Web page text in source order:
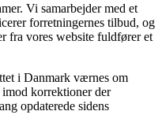
Vi samarbejder med et
forretningernes tilbud, og
fra vores website fuldfører et
i Danmark værnes om
korrektioner der
opdaterede sidens